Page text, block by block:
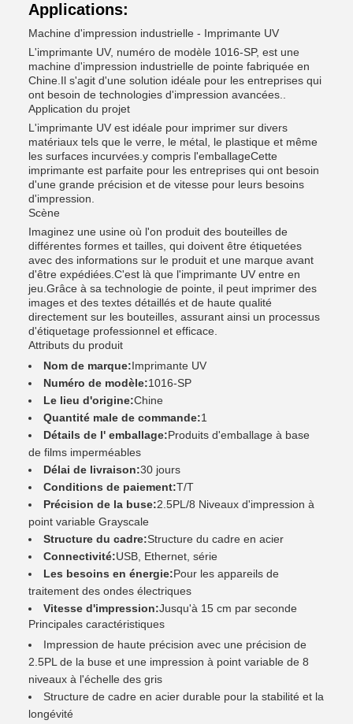
Applications:
Machine d'impression industrielle - Imprimante UV
L'imprimante UV, numéro de modèle 1016-SP, est une
machine d'impression industrielle de pointe fabriquée en
Chine.Il s'agit d'une solution idéale pour les entreprises qui
ont besoin de technologies d'impression avancées..
Application du projet
L'imprimante UV est idéale pour imprimer sur divers
matériaux tels que le verre, le métal, le plastique et même
les surfaces incurvées.y compris l'emballageCette
imprimante est parfaite pour les entreprises qui ont besoin
d'une grande précision et de vitesse pour leurs besoins
d'impression.
Scène
Imaginez une usine où l'on produit des bouteilles de
différentes formes et tailles, qui doivent être étiquetées
avec des informations sur le produit et une marque avant
d'être expédiées.C'est là que l'imprimante UV entre en
jeu.Grâce à sa technologie de pointe, il peut imprimer des
images et des textes détaillés et de haute qualité
directement sur les bouteilles, assurant ainsi un processus
d'étiquetage professionnel et efficace.
Attributs du produit
Nom de marque:Imprimante UV
Numéro de modèle:1016-SP
Le lieu d'origine:Chine
Quantité male de commande:1
Détails de l' emballage:Produits d'emballage à base
de films imperméables
Délai de livraison:30 jours
Conditions de paiement:T/T
Précision de la buse:2.5PL/8 Niveaux d'impression à
point variable Grayscale
Structure du cadre:Structure du cadre en acier
Connectivité:USB, Ethernet, série
Les besoins en énergie:Pour les appareils de
traitement des ondes électriques
Vitesse d'impression:Jusqu'à 15 cm par seconde
Principales caractéristiques
Impression de haute précision avec une précision de
2.5PL de la buse et une impression à point variable de 8
niveaux à l'échelle des gris
Structure de cadre en acier durable pour la stabilité et la
longévité